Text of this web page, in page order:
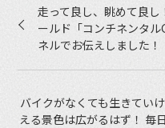
走って良し、眺めて良
ールド「コンチネンタ
ネルでお伝えしました！
バイクがなくても生きてい
える景色は広がるはず！ 毎